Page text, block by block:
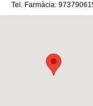
Tel. Farmàcia: